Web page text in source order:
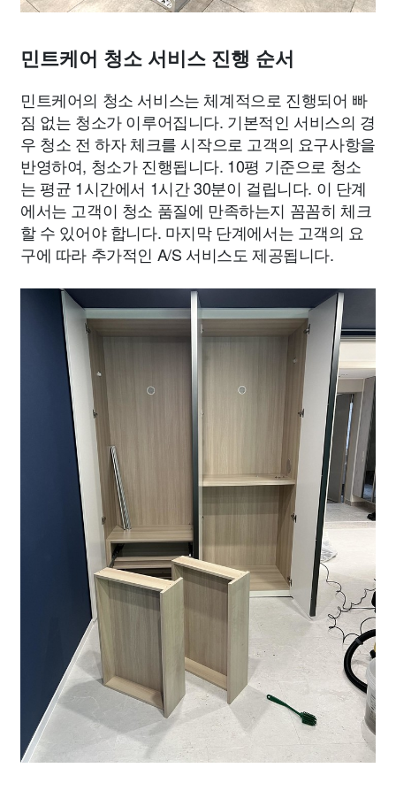
민트케어 청소 서비스 진행 순서
민트케어의 청소 서비스는 체계적으로 진행되어 빠
짐 없는 청소가 이루어집니다. 기본적인 서비스의 경
우 청소 전 하자 체크를 시작으로 고객의 요구사항을
반영하여, 청소가 진행됩니다. 10평 기준으로 청소
는 평균 1시간에서 1시간 30분이 걸립니다. 이 단계
에서는 고객이 청소 품질에 만족하는지 꼼꼼히 체크
할 수 있어야 합니다. 마지막 단계에서는 고객의 요
구에 따라 추가적인 A/S 서비스도 제공됩니다.